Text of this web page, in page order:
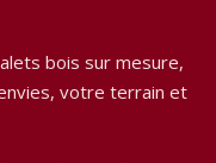
bois sur mesure,
votre terrain et